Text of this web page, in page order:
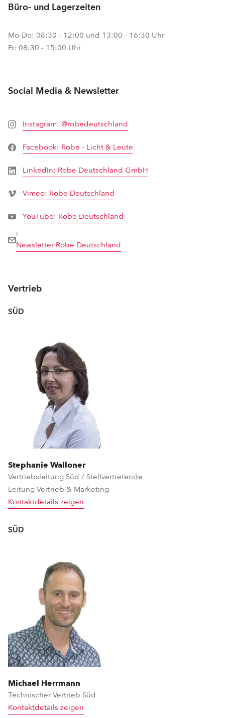
Büro- und Lagerzeiten
Mo-Do: 08:30 - 12:00 und 13:00 - 16:30 Uhr
Fr: 08:30 - 15:00 Uhr
Social Media & Newsletter
iInstagram: @robedeutschland
iFacebook: Robe - Licht & Leute
iLinkedIn: Robe Deutschland GmbH
iVimeo: Robe Deutschland
iYouTube: Robe Deutschland
i
Newsletter Robe Deutschland
Vertrieb
SÜD
Stephanie Walloner
Vertriebsleitung Süd / Stellvertretende
Leitung Vertrieb & Marketing
Kontaktdetails zeigen
SÜD
Michael Herrmann
Technischer Vertrieb Süd
Kontaktdetails zeigen